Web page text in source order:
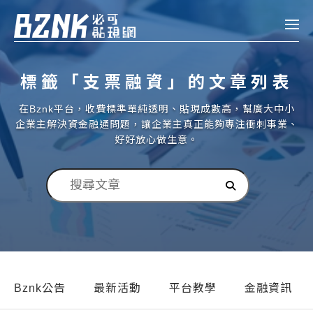
Bznk 必可貼現網
帳款轉讓
投資
申貸
企業融資
房屋副擔保融資
註冊 登入
標籤「支票融資」的文章列表
在Bznk平台，收費標準單純透明、貼現成數高，幫廣大中小
企業主解決資金融通問題，讓企業主真正能夠專注衝刺事業、
好好放心做生意。
Bznk公告 最新活動 平台教學 金融資訊